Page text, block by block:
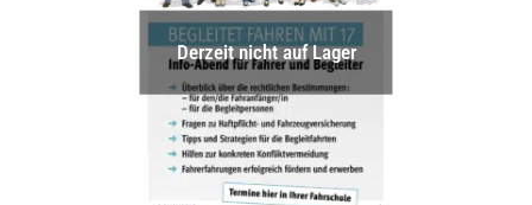
Derzeit nicht auf Lager